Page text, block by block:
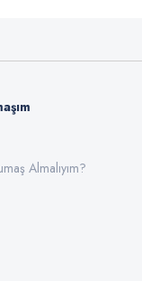
Almalıyım?